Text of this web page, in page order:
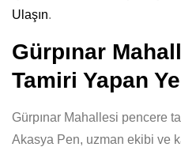
Ulaşın.
Gürpınar
Tamiri Yapan
Gürpınar Mahallesi pencere
Akasya Pen, uzman ekibi ve